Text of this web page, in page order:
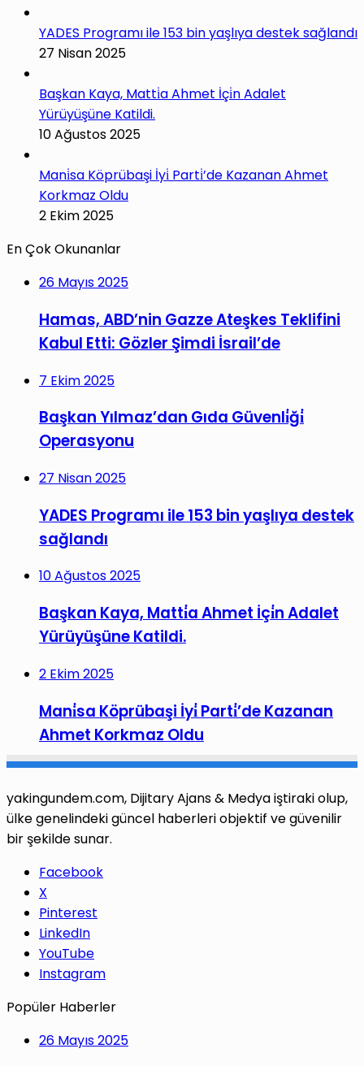
YADES Programı ile 153 bin yaşlıya destek sağlandı
27 Nisan 2025
Başkan Kaya, Matti̇a Ahmet İçi̇n Adalet
Yürüyüşüne Katildi.
10 Ağustos 2025
Mani̇sa Köprübaşi İyi̇ Parti̇’de Kazanan Ahmet
Korkmaz Oldu
2 Ekim 2025
En Çok Okunanlar
26 Mayıs 2025
Hamas, ABD’nin Gazze Ateşkes Teklifini
Kabul Etti: Gözler Şimdi İsrail’de
7 Ekim 2025
Başkan Yılmaz’dan Gıda Güvenli̇ği̇
Operasyonu
27 Nisan 2025
YADES Programı ile 153 bin yaşlıya destek
sağlandı
10 Ağustos 2025
Başkan Kaya, Matti̇a Ahmet İçi̇n Adalet
Yürüyüşüne Katildi.
2 Ekim 2025
Mani̇sa Köprübaşi İyi̇ Parti̇’de Kazanan
Ahmet Korkmaz Oldu
yakingundem.com, Dijitary Ajans & Medya iştiraki olup,
ülke genelindeki güncel haberleri objektif ve güvenilir
bir şekilde sunar.
Facebook
X
Pinterest
LinkedIn
YouTube
Instagram
Popüler Haberler
26 Mayıs 2025